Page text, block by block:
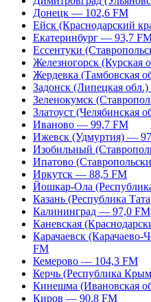
Донецк — 102,6 FM
Ейск (Краснодарский
Екатеринбург — 93,7
Ессентуки
Железногорск (Курская
Жердевка (Тамбовская
Задонск (Липецкая
Зеленокумск
Златоуст (Челябинская
Иваново — 99,7 FM
Ижевск (Удмуртия) —
Изобильный
Ипатово
Иркутск — 88,5 FM
Йошкар-Ола
Казань (Республика
Калининград — 97,0 FM
Каневская
Карачаевск (Карачаево-
FM
Кемерово — 104,3 FM
Керчь (Республика
Кинешма (Ивановская
Киров — 90,8 FM